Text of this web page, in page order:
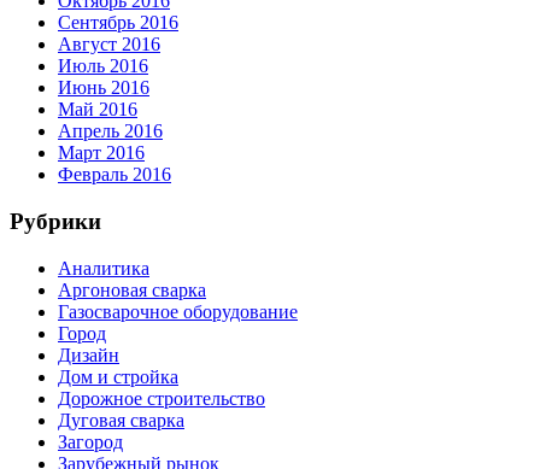
Сентябрь 2016
Август 2016
Июль 2016
Июнь 2016
Май 2016
Апрель 2016
Март 2016
Февраль 2016
Рубрики
Аналитика
Аргоновая сварка
Газосварочное оборудование
Город
Дизайн
Дом и стройка
Дорожное строительство
Дуговая сварка
Загород
Зарубежный рынок